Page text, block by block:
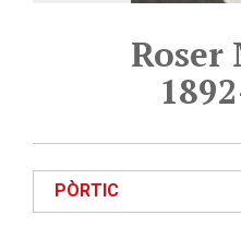
Roser
PÒRTIC